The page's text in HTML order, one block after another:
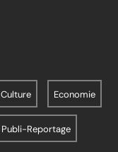
Culture Economie
Publi-Reportage